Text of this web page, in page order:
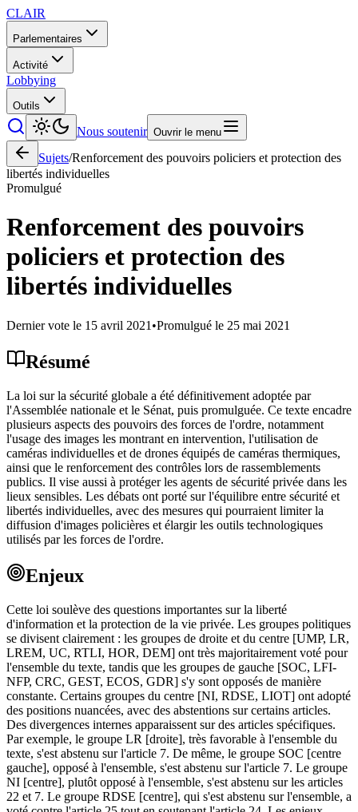
CLAIR
Parlementaires
Activité
Lobbying
Outils
Nous soutenir Ouvrir le menu
Sujets/Renforcement des pouvoirs policiers et protection des
libertés individuelles
Promulgué
Renforcement des pouvoirs
policiers et protection des
libertés individuelles
Dernier vote le 15 avril 2021 •Promulgué le 25 mai 2021
Résumé
La loi sur la sécurité globale a été définitivement adoptée par
l'Assemblée nationale et le Sénat, puis promulguée. Ce texte encadre
plusieurs aspects des pouvoirs des forces de l'ordre, notamment
l'usage des images les montrant en intervention, l'utilisation de
caméras individuelles et de drones équipés de caméras thermiques,
ainsi que le renforcement des contrôles lors de rassemblements
publics. Il vise aussi à protéger les agents de sécurité privée dans les
lieux sensibles. Les débats ont porté sur l'équilibre entre sécurité et
libertés individuelles, avec des mesures qui pourraient limiter la
diffusion d'images policières et élargir les outils technologiques
utilisés par les forces de l'ordre.
Enjeux
Cette loi soulève des questions importantes sur la liberté
d'information et la protection de la vie privée. Les groupes politiques
se divisent clairement : les groupes de droite et du centre [UMP, LR,
LREM, UC, RTLI, HOR, DEM] ont très majoritairement voté pour
l'ensemble du texte, tandis que les groupes de gauche [SOC, LFI-
NFP, CRC, GEST, ECOS, GDR] s'y sont opposés de manière
constante. Certains groupes du centre [NI, RDSE, LIOT] ont adopté
des positions nuancées, avec des abstentions sur certains articles.
Des divergences internes apparaissent sur des articles spécifiques.
Par exemple, le groupe LR [droite], très favorable à l'ensemble du
texte, s'est abstenu sur l'article 7. De même, le groupe SOC [centre
gauche], opposé à l'ensemble, s'est abstenu sur l'article 7. Le groupe
NI [centre], plutôt opposé à l'ensemble, s'est abstenu sur les articles
22 et 7. Le groupe RDSE [centre], qui s'est abstenu sur l'ensemble, a